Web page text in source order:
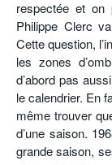
respectée et on
Philippe Clerc
Cette question,
les zones
d’abord pas
le calendrier. En
même trouver
d’une saison.
grande saison,